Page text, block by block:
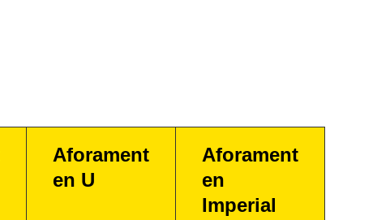
Aforament
en U
Aforament
en
Imperial